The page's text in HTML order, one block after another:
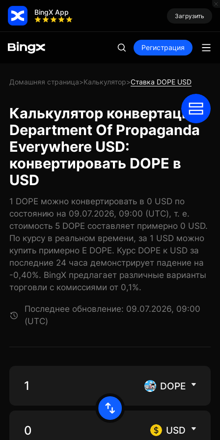
BingX App Загрузить
Регистрация
Домашняя страница>Калькулятор>Ставка DOPE USD
Калькулятор конвертации
Department Of Propaganda
Everywhere USD:
конвертировать DOPE в
USD
1 DOPE можно конвертировать в 0 USD по
состоянию на 09.07.2026, 09:00 (UTC), т. е.
стоимость 5 DOPE составляет примерно 0 USD.
По курсу в реальном времени, за 1 USD можно
купить примерно E DOPE. Курс DOPE к USD за
последние 24 часа демонстрирует падение на
-0,40%. BingX предлагает различные варианты
торговли с комиссиями от 0,1%.
Последнее обновление: 09.07.2026, 09:00
(UTC)
DOPE
USD